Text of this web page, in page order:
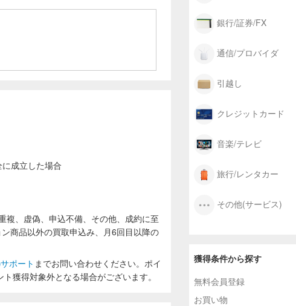
成立した場合
複、虚偽、申込不備、その他、成約に至
商品以外の買取申込み、月6回目以降の
ポート までお問い合わせください。ポイ
獲得対象外となる場合がございます。
銀行/証券/FX
通信/プロバイダ
引越し
クレジットカード
音楽/テレビ
旅行/レンタカー
その他(サービス)
獲得条件から探す
無料会員登録
お買い物